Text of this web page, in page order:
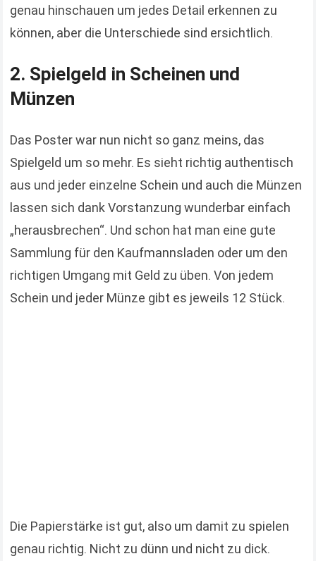
genau hinschauen um jedes Detail erkennen zu
können, aber die Unterschiede sind ersichtlich.
2. Spielgeld in Scheinen und
Münzen
Das Poster war nun nicht so ganz meins, das
Spielgeld um so mehr. Es sieht richtig authentisch
aus und jeder einzelne Schein und auch die Münzen
lassen sich dank Vorstanzung wunderbar einfach
„herausbrechen“. Und schon hat man eine gute
Sammlung für den Kaufmannsladen oder um den
richtigen Umgang mit Geld zu üben. Von jedem
Schein und jeder Münze gibt es jeweils 12 Stück.
Die Papierstärke ist gut, also um damit zu spielen
genau richtig. Nicht zu dünn und nicht zu dick.